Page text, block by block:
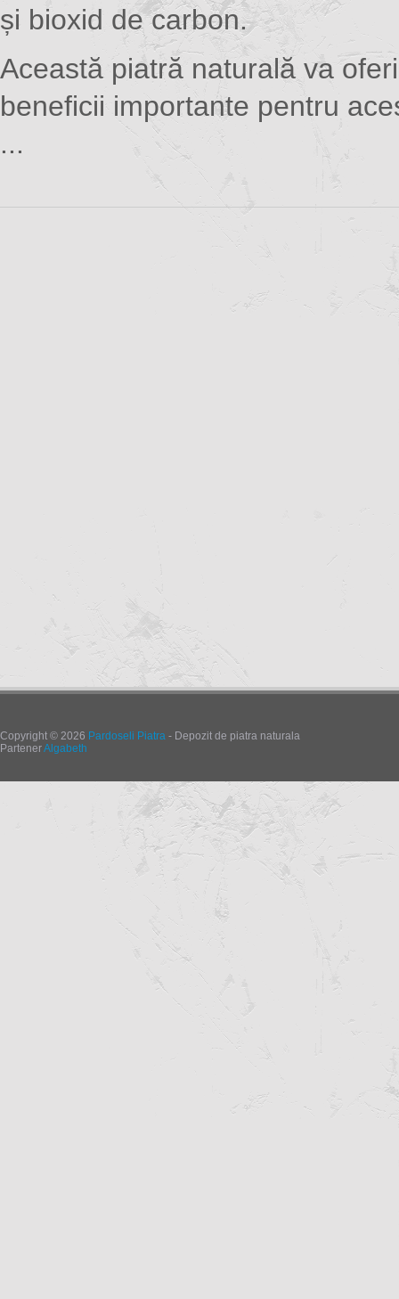
și bioxid de carbon.
Această piatră naturală va
beneficii importante pentru
...
Copyright © 2026 Pardoseli Piatra - Depozit de piatra naturala
PartenerAlgabeth